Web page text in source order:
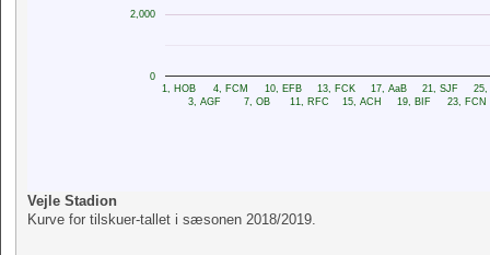
1, HOB
3, AGF
4, FCM
7, OB
10, EFB
11, RFC
13, FCK
15, ACH
17, AaB
19, BIF
21, SJF
23, FCN
25,
0
2,000
Vejle Stadion
Kurve for tilskuer-tallet i sæsonen 2018/2019.